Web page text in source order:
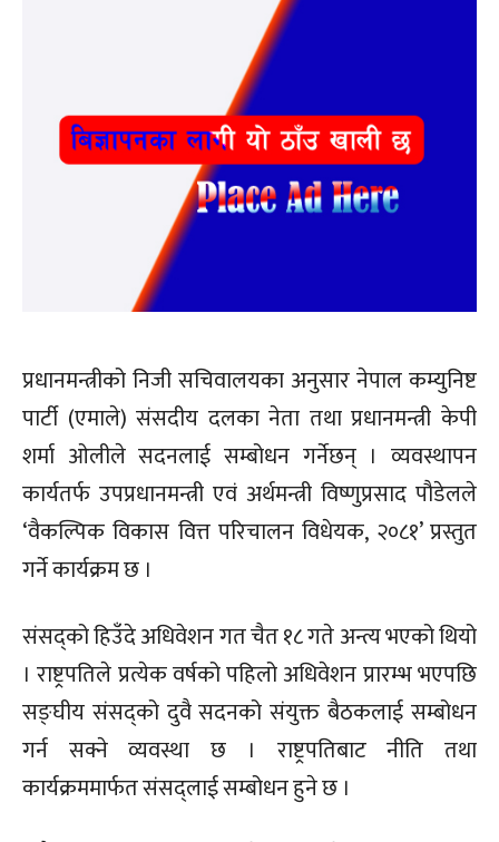
प्रधानमन्त्रीको निजी सचिवालयका अनुसार नेपाल कम्युनिष्ट
पार्टी (एमाले) संसदीय दलका नेता तथा प्रधानमन्त्री केपी
शर्मा ओलीले सदनलाई सम्बोधन गर्नेछन् । व्यवस्थापन
कार्यतर्फ उपप्रधानमन्त्री एवं अर्थमन्त्री विष्णुप्रसाद पौडेलले
‘वैकल्पिक विकास वित्त परिचालन विधेयक, २०८१’ प्रस्तुत
गर्ने कार्यक्रम छ ।
संसद्को हिउँदे अधिवेशन गत चैत १८ गते अन्त्य भएको थियो
। राष्ट्रपतिले प्रत्येक वर्षको पहिलो अधिवेशन प्रारम्भ भएपछि
सङ्घीय संसद्को दुवै सदनको संयुक्त बैठकलाई सम्बोधन
गर्न सक्ने व्यवस्था छ । राष्ट्रपतिबाट नीति तथा
कार्यक्रममार्फत संसद्लाई सम्बोधन हुने छ ।